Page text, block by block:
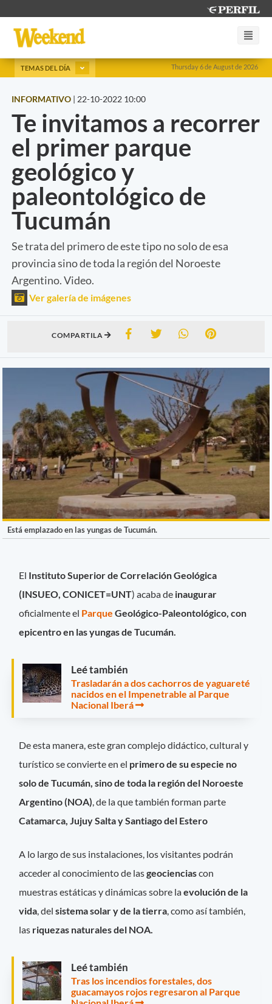
Thursday 6 de August de 2026
TEMAS DEL DÍA
INFORMATIVO | 22-10-2022 10:00
Te invitamos a recorrer
el primer parque
geológico y
paleontológico de
Tucumán
Se trata del primero de este tipo no solo de esa
provincia sino de toda la región del Noroeste
Argentino. Video.
Ver galería de imágenes
COMPARTILA
Está emplazado en las yungas de Tucumán.
El Instituto Superior de Correlación Geológica
(INSUEO, CONICET=UNT) acaba de inaugurar
oficialmente el ParqueGeológico-Paleontológico, con
epicentro en las yungas de Tucumán.
Leé también
Trasladarán a dos cachorros de yaguareté
nacidos en el Impenetrable al Parque
Nacional Iberá
De esta manera, este gran complejo didáctico, cultural y
turístico se convierte en el primero de su especie no
solo de Tucumán, sino de toda la región del Noroeste
Argentino (NOA), de la que también forman parte
Catamarca, Jujuy Salta y Santiago del Estero
A lo largo de sus instalaciones, los visitantes podrán
acceder al conocimiento de lasgeocienciascon
muestras estáticas y dinámicas sobre laevolución de la
vida, delsistema solar y de la tierra, como así también,
las riquezas naturales del NOA.
Leé también
Tras los incendios forestales, dos
guacamayos rojos regresaron al Parque